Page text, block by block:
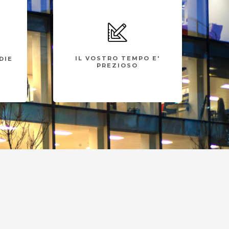
IL VOSTRO TEMPO E'
PREZIOSO
EFFICIENZA
Vi forniamo una infrastruttura
mentre voi continuate a
concentrarvi sul vostro lavoro